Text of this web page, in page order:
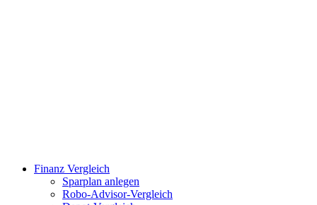
Finanz Vergleich
Sparplan anlegen
Robo-Advisor-Vergleich